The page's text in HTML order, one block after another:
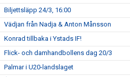
Biljettsläpp 24/3, 16:00
Vädjan från Nadja & Anton Månsson
Konrad tillbaka i Ystads IF!
Flick- och damhandbollens dag 20/3
Palmar i U20-landslaget